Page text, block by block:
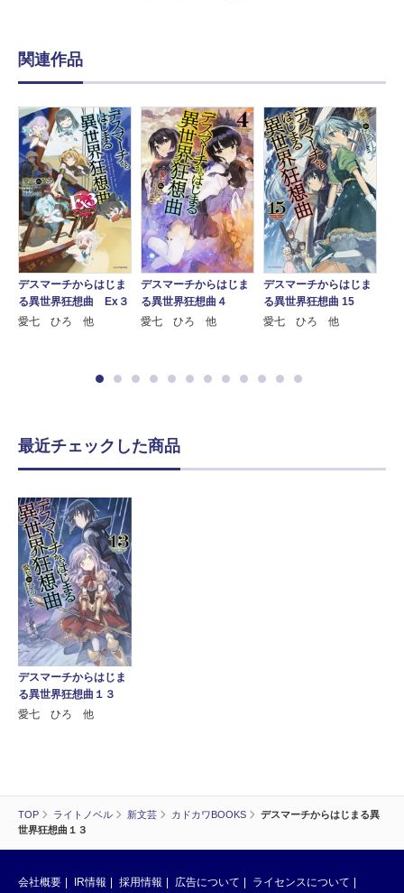
TOP ライトノベル 新文芸 カドカワBOOKS
デスマーチからはじまる異
世界狂想曲１３
関連作品
デスマーチからはじま
る異世界狂想曲 Ex３
愛七 ひろ 他
デスマーチからはじま
る異世界狂想曲４
愛七 ひろ 他
デスマーチからはじま
る異世界狂想曲 15
愛七 ひろ 他
最近チェックした商品
デスマーチからはじま
る異世界狂想曲１３
愛七 ひろ 他
会社概要 IR情報 採用情報 広告について ライセンスについて